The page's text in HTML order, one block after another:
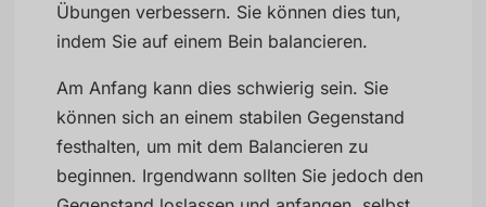
Übungen verbessern. Sie können dies tun,
indem Sie auf einem Bein balancieren.
Am Anfang kann dies schwierig sein. Sie
können sich an einem stabilen Gegenstand
festhalten, um mit dem Balancieren zu
beginnen. Irgendwann sollten Sie jedoch den